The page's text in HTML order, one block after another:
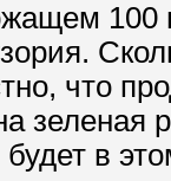
100
что
зеленая
в